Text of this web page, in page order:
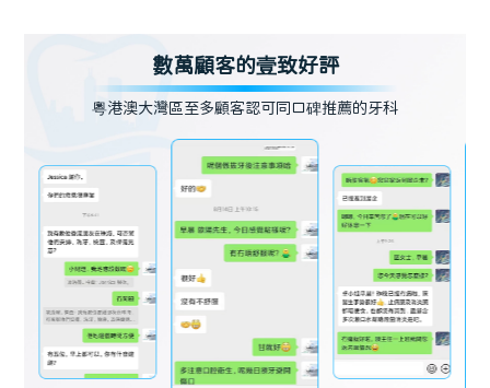
數萬顧客的壹致好評
粵港澳大灣區至多顧客認可同口碑推薦的牙科